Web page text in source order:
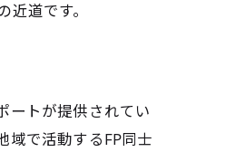
道です。
ートが提供されてい
域で活動するFP同士